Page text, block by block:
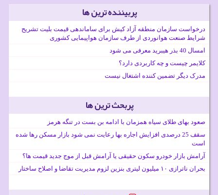
پربیننده ترین ها
درخواست سازمان منطقه آزاد کیش برای ساماندهی قیمت بلیت تشریح
شرایط صنعت هوانوردی از طرف سازمان هواپیمایی کشوری
امسال 40 بذر هیبرید معرفی می شود
کلایمر چیست و چه کاربردی دارد؟
مدرک دیگر تضمین کننده اشتغال نیست
پربحث ترین ها
صعود بهای طلای سیاه همزمان با ادامه بن بست در تنگه هرمز
سقف 25 درصدی افزایش اجاره بها رعایت نمی شود بازار مسکن رها شده
است
آرامش بازار خودرو سکون حقیقی یا آرامش قبل از موج جدید قیمت ها؟
بحران ناترازی ۱۰ میلیون لیتری بنزین لزوم مدیریت تقاضا و اصلاح ساختار